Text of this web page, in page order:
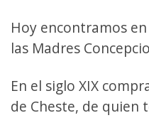
Hoy encontramos
las Madres
En el siglo XIX
de Cheste, de quien